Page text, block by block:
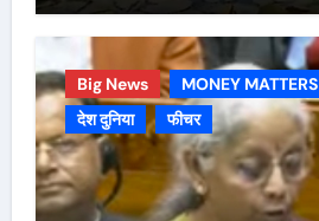
Big News MONEY MATTERS
देश दुनिया
फीचर